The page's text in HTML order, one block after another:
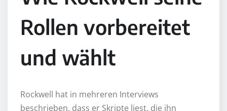
Rollen vorbereitet
und wählt
Rockwell hat in mehreren Interviews
beschrieben, dass er Skripte liest, die ihn